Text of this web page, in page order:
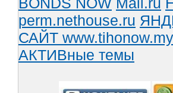
perm.nethouse.ru
САЙТ
АКТИВные темы